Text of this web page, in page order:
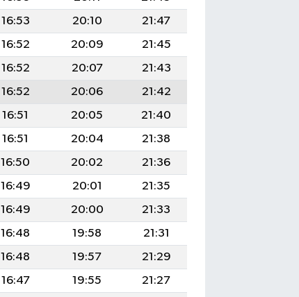
16:53 20:10
21:47
16:52 20:09
21:45
16:52 20:07
21:43
16:52 20:06
21:42
16:51 20:05
21:40
16:51 20:04
21:38
16:50 20:02
21:36
16:49 20:01
21:35
16:49 20:00
21:33
16:48 19:58
21:31
16:48 19:57
21:29
16:47 19:55
21:27